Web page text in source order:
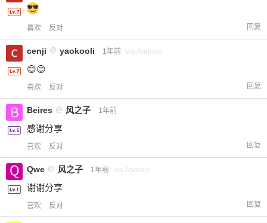
喜欢 反对 回复
cenji @ yaokooli 1年前 via Android
😊😊
喜欢 反对 回复
Beires @ 风之子 1年前
感谢分享
喜欢 反对 回复
Qwe @ 风之子 1年前 via Android
谢谢分享
喜欢 反对 回复